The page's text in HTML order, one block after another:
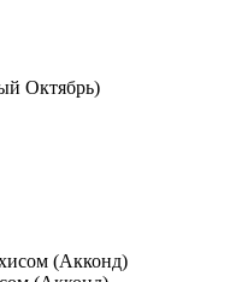
Октябрь)